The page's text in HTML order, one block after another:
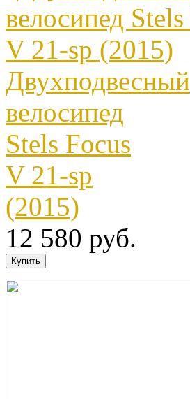
Двухподвесный
велосипед
Stels Focus
V 21-sp
(2015)
12 580 руб.